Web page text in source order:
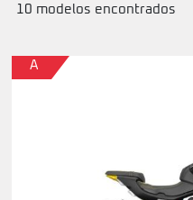
10 modelos encontrados
A